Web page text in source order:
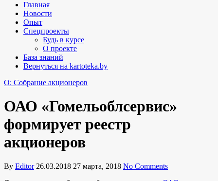
Главная
Новости
Опыт
Спецпроекты
Будь в курсе
О проекте
База знаний
Вернуться на kartoteka.by
O: Собрание акционеров
ОАО «Гомельоблсервис»
формирует реестр
акционеров
By Editor 26.03.2018 27 марта, 2018 No Comments